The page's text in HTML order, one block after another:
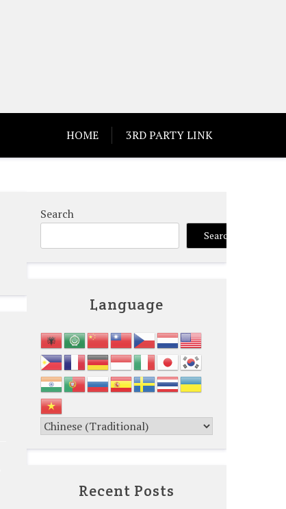
HOME 3RD PARTY LINK
Search
Search
Language
Recent Posts